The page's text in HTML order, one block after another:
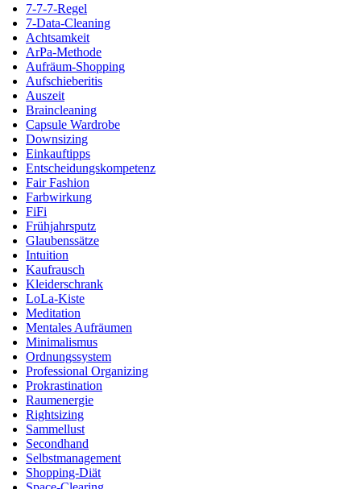
7-7-7-Regel
7-Data-Cleaning
Achtsamkeit
ArPa-Methode
Aufräum-Shopping
Aufschieberitis
Auszeit
Braincleaning
Capsule Wardrobe
Downsizing
Einkauftipps
Entscheidungskompetenz
Fair Fashion
Farbwirkung
FiFi
Frühjahrsputz
Glaubenssätze
Intuition
Kaufrausch
Kleiderschrank
LoLa-Kiste
Meditation
Mentales Aufräumen
Minimalismus
Ordnungssystem
Professional Organizing
Prokrastination
Raumenergie
Rightsizing
Sammellust
Secondhand
Selbstmanagement
Shopping-Diät